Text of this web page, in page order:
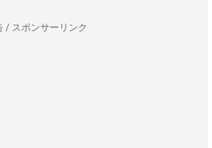
/ スポンサーリンク